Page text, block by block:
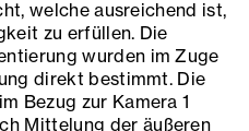
welche ausreichend ist,
zu erfüllen. Die
wurden im Zuge
direkt bestimmt. Die
Bezug zur Kamera 1
Mittelung der äußeren